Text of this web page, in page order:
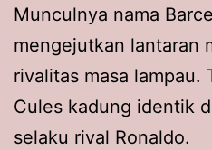
Munculnya nama
mengejutkan lantaran
rivalitas masa lampau.
Cules kadung identik
selaku rival Ronaldo.